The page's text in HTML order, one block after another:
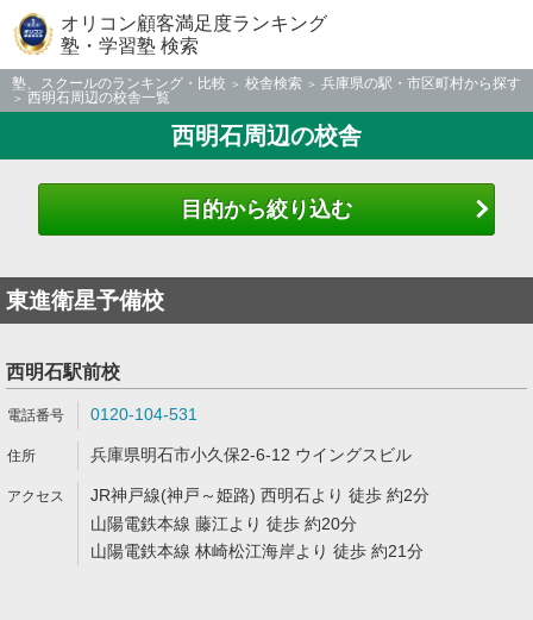
オリコン顧客満足度ランキング
塾・学習塾 検索
塾、スクールのランキング・比較 校舎検索
兵庫県の駅・市区町村から探す
西明石周辺の校舎一覧
西明石周辺の校舎
目的から絞り込む
東進衛星予備校
西明石駅前校
0120-104-531
兵庫県明石市小久保2-6-12 ウイングスビル
JR神戸線(神戸～姫路) 西明石より 徒歩 約2分
山陽電鉄本線 藤江より 徒歩 約20分
山陽電鉄本線 林崎松江海岸より 徒歩 約21分